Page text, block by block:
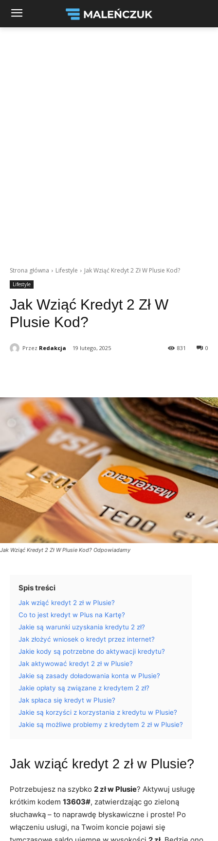
Strona główna Lifestyle Jak Wziąć Kredyt 2 Zł W Plusie Kod?
Lifestyle
Jak Wziąć Kredyt 2 Zł W
Plusie Kod?
Przez Redakcja 19 lutego, 2025 0
831
Jak Wziąć Kredyt 2 Zł W Plusie Kod? Odpowiadamy
Spis treści
Jak wziąć kredyt 2 zł w Plusie?
Co to jest kredyt w Plus na Kartę?
Jakie są warunki uzyskania kredytu 2 zł?
Jak złożyć wniosek o kredyt przez internet?
Jakie kody są potrzebne do aktywacji kredytu?
Jak aktywować kredyt 2 zł w Plusie?
Jakie są zasady doładowania konta w Plusie?
Jakie opłaty są związane z kredytem 2 zł?
Jak spłaca się kredyt w Plusie?
Jakie są korzyści z korzystania z kredytu w Plusie?
Jakie są możliwe problemy z kredytem 2 zł w Plusie?
Jak wziąć kredyt 2 zł w Plusie?
Potrzebujesz na szybko 2 zł w Plusie? Aktywuj usługę
krótkim kodem 13603#, zatwierdzając go zieloną
słuchawką – to naprawdę błyskawiczne i proste! Po
włączeniu usługi, na Twoim koncie pojawi się